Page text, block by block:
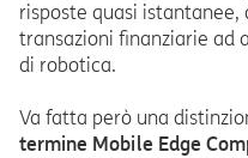
risposte quasi istantanee,
transazioni finanziarie ad
di robotica.
Va fatta però una
termine Mobile Edge